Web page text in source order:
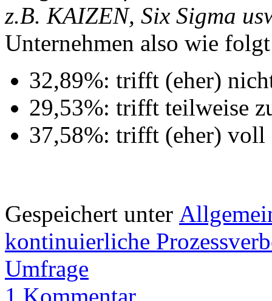
z.B. KAIZEN, Six Sigma
Unternehmen also wie
32,89%: trifft (eher)
29,53%: trifft teilweise
37,58%: trifft (eher) voll
Gespeichert unter
kontinuierliche
Umfrage